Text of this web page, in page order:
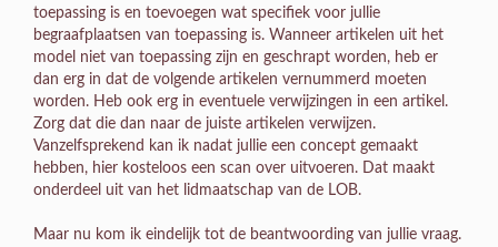
toepassing is en toevoegen wat specifiek voor jullie
begraafplaatsen van toepassing is. Wanneer artikelen uit het
model niet van toepassing zijn en geschrapt worden, heb er
dan erg in dat de volgende artikelen vernummerd moeten
worden. Heb ook erg in eventuele verwijzingen in een artikel.
Zorg dat die dan naar de juiste artikelen verwijzen.
Vanzelfsprekend kan ik nadat jullie een concept gemaakt
hebben, hier kosteloos een scan over uitvoeren. Dat maakt
onderdeel uit van het lidmaatschap van de LOB.
Maar nu kom ik eindelijk tot de beantwoording van jullie vraag.